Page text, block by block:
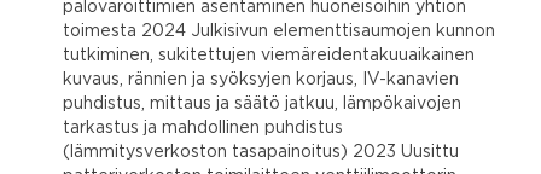
palovaroittimien asentaminen huoneisoihin yhtiön
toimesta 2024 Julkisivun elementtisaumojen kunnon
tutkiminen, sukitettujen viemäreidentakuuaikainen
kuvaus, rännien ja syöksyjen korjaus, IV-kanavien
puhdistus, mittaus ja säätö jatkuu, lämpökaivojen
tarkastus ja mahdollinen puhdistus
(lämmitysverkoston tasapainoitus) 2023 Uusittu